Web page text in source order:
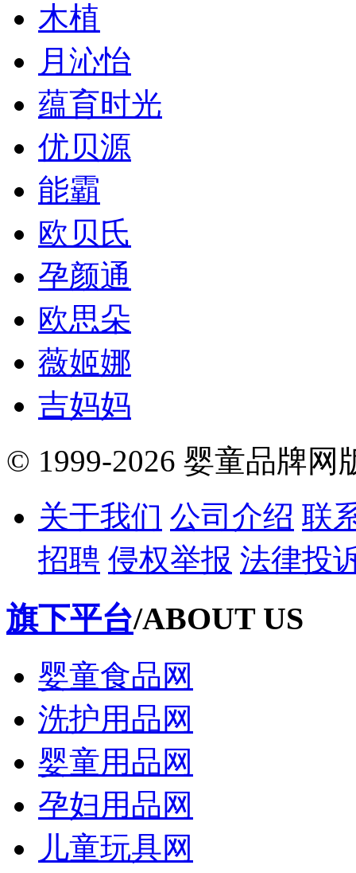
木植
月沁怡
蕴育时光
优贝源
能霸
欧贝氏
孕颜通
欧思朵
薇姬娜
吉妈妈
© 1999-2026 婴童品牌网
关于我们 公司介绍 联
招聘 侵权举报 法律投
旗下平台/ABOUT US
婴童食品网
洗护用品网
婴童用品网
孕妇用品网
儿童玩具网